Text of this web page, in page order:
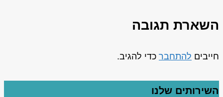
השארת תגובה
חייבים להתחבר כדי להגיב.
השירותים שלנו